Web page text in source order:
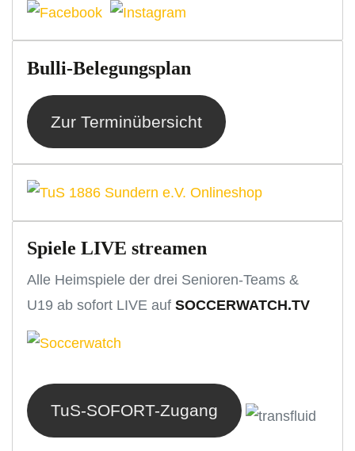
Bulli-Belegungsplan
Zur Terminübersicht
Spiele LIVE streamen
Alle Heimspiele der drei Senioren-Teams &
U19 ab sofort LIVE aufSOCCERWATCH.TV
TuS-SOFORT-Zugang